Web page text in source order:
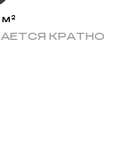
м²
КРАТНО